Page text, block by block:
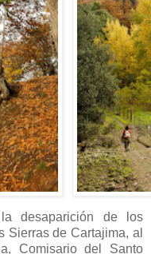
desaparición de los
Sierras de Cartajima, al
Comisario del Santo